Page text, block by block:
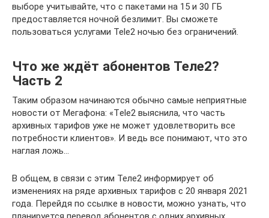
выборе учитывайте, что с пакетами на 15 и 30 ГБ
предоставляется ночной безлимит. Вы сможете
пользоваться услугами Tele2 ночью без ограничений.
Что же ждёт абонентов Теле2?
Часть 2
Таким образом начинаются обычно самые неприятные
новости от Мегафона: «Тele2 выяснила, что часть
архивных тарифов уже не может удовлетворить все
потребности клиентов». И ведь все понимают, что это
наглая ложь…
В общем, в связи с этим Теле2 информирует об
изменениях на ряде архивных тарифов с 20 января 2021
года. Перейдя по ссылке в новости, можно узнать, что